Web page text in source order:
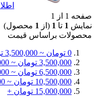
صفحه 1 از 1
نمایش 1 تا 1 (از 1 محصول)
محصولات براساس قيمت
0 تومان ~ 3,500,000 تومان
3,500,000 تومان ~ 6,500,000 تومان
6,500,000 تومان ~ 10,500,000 تومان
10,500,000 تومان ~ 15,000,000 تومان
15,000,000 تومان +